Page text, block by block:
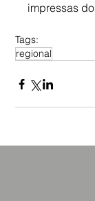
impressas
Tags:
regional